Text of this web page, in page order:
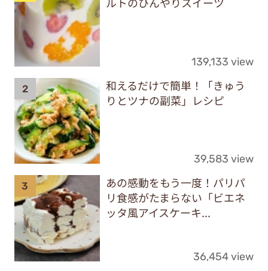
139,133 view
和えるだけで簡単！「きゅう
りとツナの副菜」レシピ
39,583 view
あの感動をもう一度！パリパ
リ食感がたまらない「ビエネ
ッタ風アイスケーキ...
36,454 view